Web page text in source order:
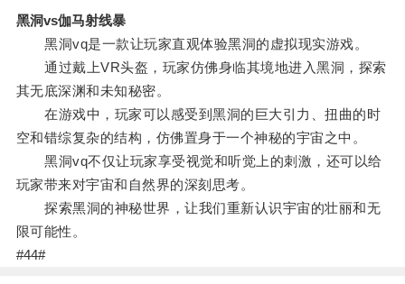
黑洞vs伽马射线暴
黑洞vq是一款让玩家直观体验黑洞的虚拟现实游戏。
通过戴上VR头盔，玩家仿佛身临其境地进入黑洞，探索
其无底深渊和未知秘密。
在游戏中，玩家可以感受到黑洞的巨大引力、扭曲的时
空和错综复杂的结构，仿佛置身于一个神秘的宇宙之中。
黑洞vq不仅让玩家享受视觉和听觉上的刺激，还可以给
玩家带来对宇宙和自然界的深刻思考。
探索黑洞的神秘世界，让我们重新认识宇宙的壮丽和无
限可能性。
#44#